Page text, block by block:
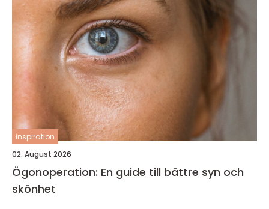
inspiration
02. August 2026
Ögonoperation: En guide till bättre syn och
skönhet